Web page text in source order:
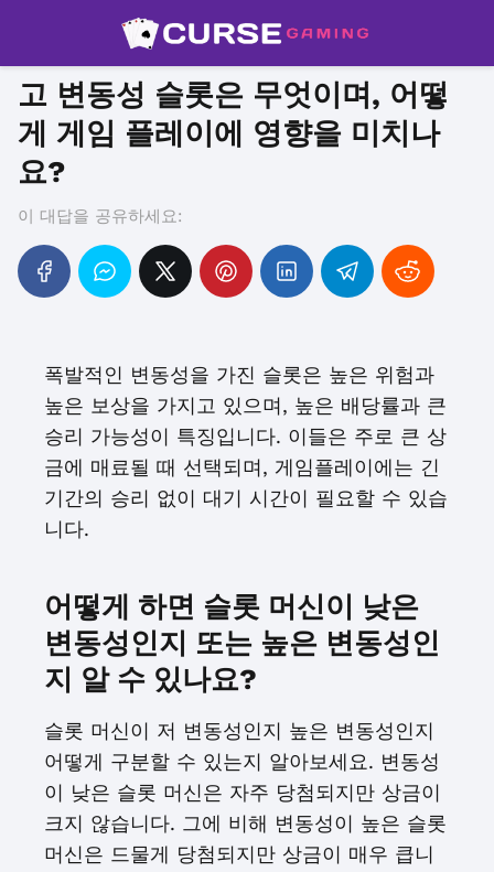
고 변동성 슬롯은 무엇이며, 어떻
게 게임 플레이에 영향을 미치나
요?
이 대답을 공유하세요:
폭발적인 변동성을 가진 슬롯은 높은 위험과
높은 보상을 가지고 있으며, 높은 배당률과 큰
승리 가능성이 특징입니다. 이들은 주로 큰 상
금에 매료될 때 선택되며, 게임플레이에는 긴
기간의 승리 없이 대기 시간이 필요할 수 있습
니다.
어떻게 하면 슬롯 머신이 낮은
변동성인지 또는 높은 변동성인
지 알 수 있나요?
슬롯 머신이 저 변동성인지 높은 변동성인지
어떻게 구분할 수 있는지 알아보세요. 변동성
이 낮은 슬롯 머신은 자주 당첨되지만 상금이
크지 않습니다. 그에 비해 변동성이 높은 슬롯
머신은 드물게 당첨되지만 상금이 매우 큽니